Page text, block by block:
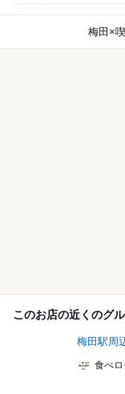
梅田×
このお店の近くのグ
梅田駅周
食べ